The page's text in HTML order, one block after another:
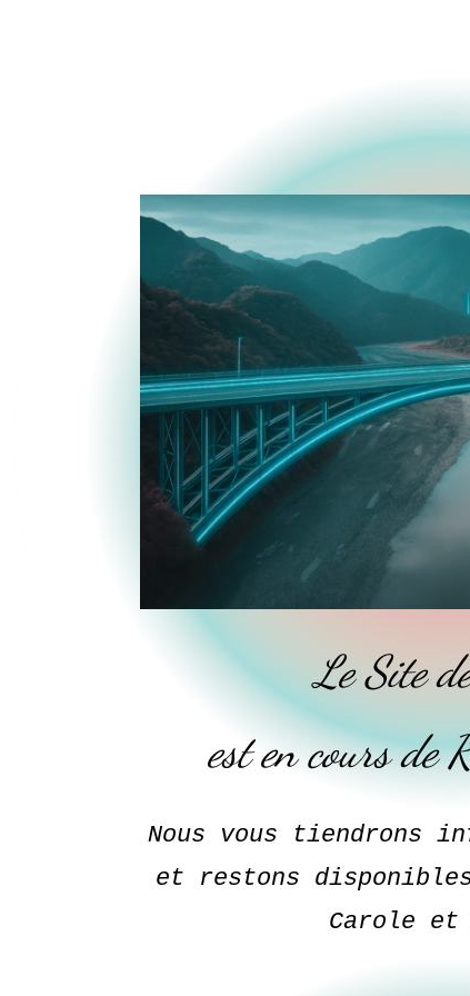
Le Site
est en cours de
Nous vous tiendrons
et restons
Carole et